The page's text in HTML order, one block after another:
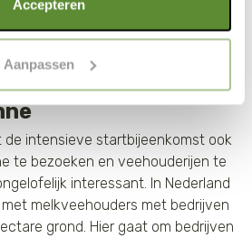
accepteren" klikt, ga je akkoord
van de website. Als je niet alle
"alleen noodzakelijke cookies", wat
voor de gebruiksvriendelijkheid
inzage in de cookies klik dan
Lees voor meer informatie
Accepteren
Aanpassen
die meedoen aan het project
aanpak maken voor de hele
de intensieve startbijeenkomst ook
te bezoeken en veehouderijen te
interessant. In Nederland
melkveehouders met bedrijven
grond. Hier gaat om bedrijven